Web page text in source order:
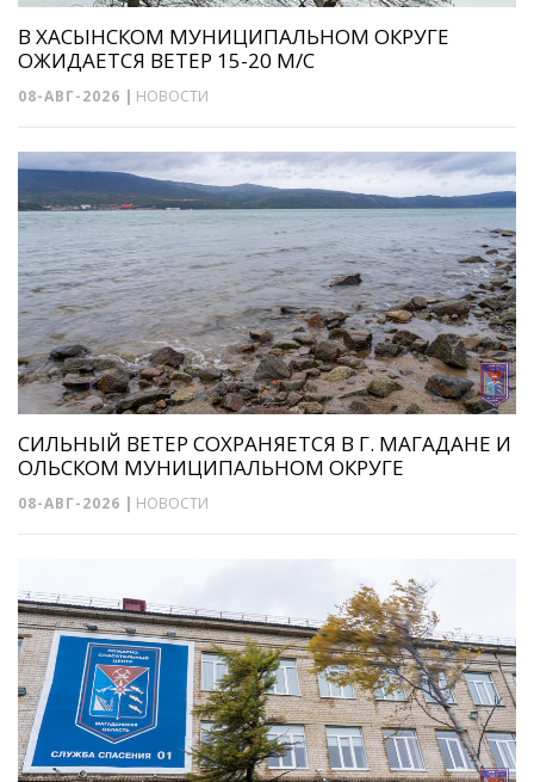
В ХАСЫНСКОМ МУНИЦИПАЛЬНОМ ОКРУГЕ
ОЖИДАЕТСЯ ВЕТЕР 15-20 М/С
08-АВГ-2026 | НОВОСТИ
СИЛЬНЫЙ ВЕТЕР СОХРАНЯЕТСЯ В Г. МАГАДАНЕ И
ОЛЬСКОМ МУНИЦИПАЛЬНОМ ОКРУГЕ
08-АВГ-2026 | НОВОСТИ